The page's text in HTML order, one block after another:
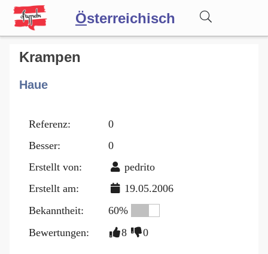
Österreichisch
Wörterbuch
Forum
Blog
Krampen
Haue
Referenz:
0
Besser:
0
Erstellt von:
pedrito
Erstellt am:
19.05.2006
Bekanntheit:
60%
Bewertungen:
8 0